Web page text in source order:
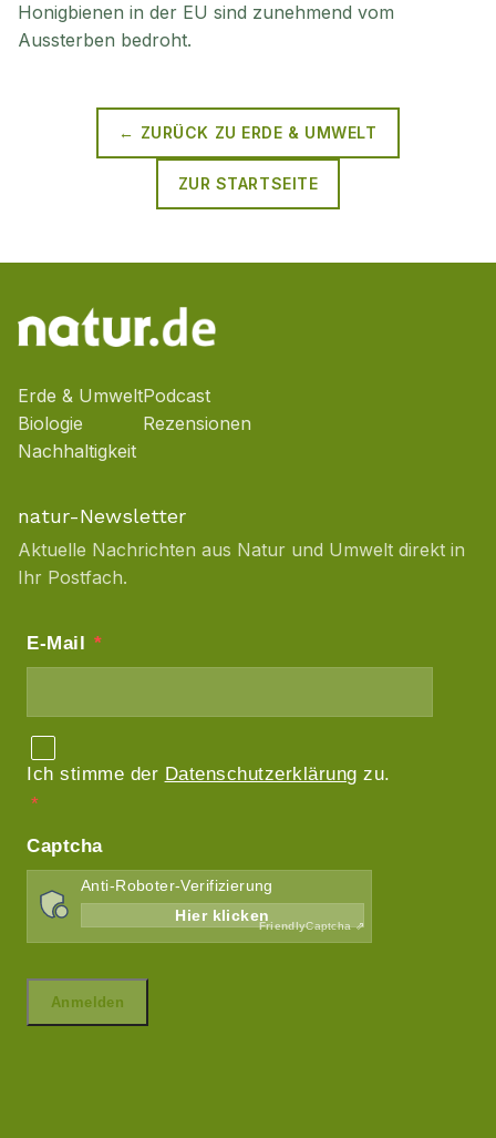
Honigbienen in der EU sind zunehmend vom
Aussterben bedroht.
← ZURÜCK ZU ERDE & UMWELT
ZUR STARTSEITE
Erde & Umwelt
Biologie
Nachhaltigkeit
Podcast
Rezensionen
natur-Newsletter
Aktuelle Nachrichten aus Natur und Umwelt direkt in
Ihr Postfach.